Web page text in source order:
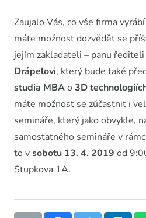
Zaujalo Vás, co vše firma
máte možnost dozvědět se
jejím zakladateli – panu řediteli
Drápelovi, který bude také
studia MBAo3D
máte možnost se zúčastnit i
semináře, který jako obvykle,
samostatného semináře v
to vsobotu 13. 4. 2019 od
Stupkova 1A.